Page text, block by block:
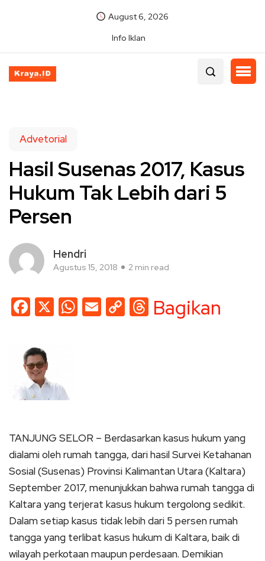
August 6, 2026
Info Iklan
Advetorial
Hasil Susenas 2017, Kasus
Hukum Tak Lebih dari 5
Persen
Hendri
Agustus 15, 2018 2 min read
Facebook
X WhatsApp
EmailCopyThreads
Bagikan
TANJUNG SELOR – Berdasarkan kasus hukum yang
dialami oleh rumah tangga, dari hasil Survei Ketahanan
Sosial (Susenas) Provinsi Kalimantan Utara (Kaltara)
September 2017, menunjukkan bahwa rumah tangga di
Kaltara yang terjerat kasus hukum tergolong sedikit.
Dalam setiap kasus tidak lebih dari 5 persen rumah
tangga yang terlibat kasus hukum di Kaltara, baik di
wilayah perkotaan maupun perdesaan. Demikian